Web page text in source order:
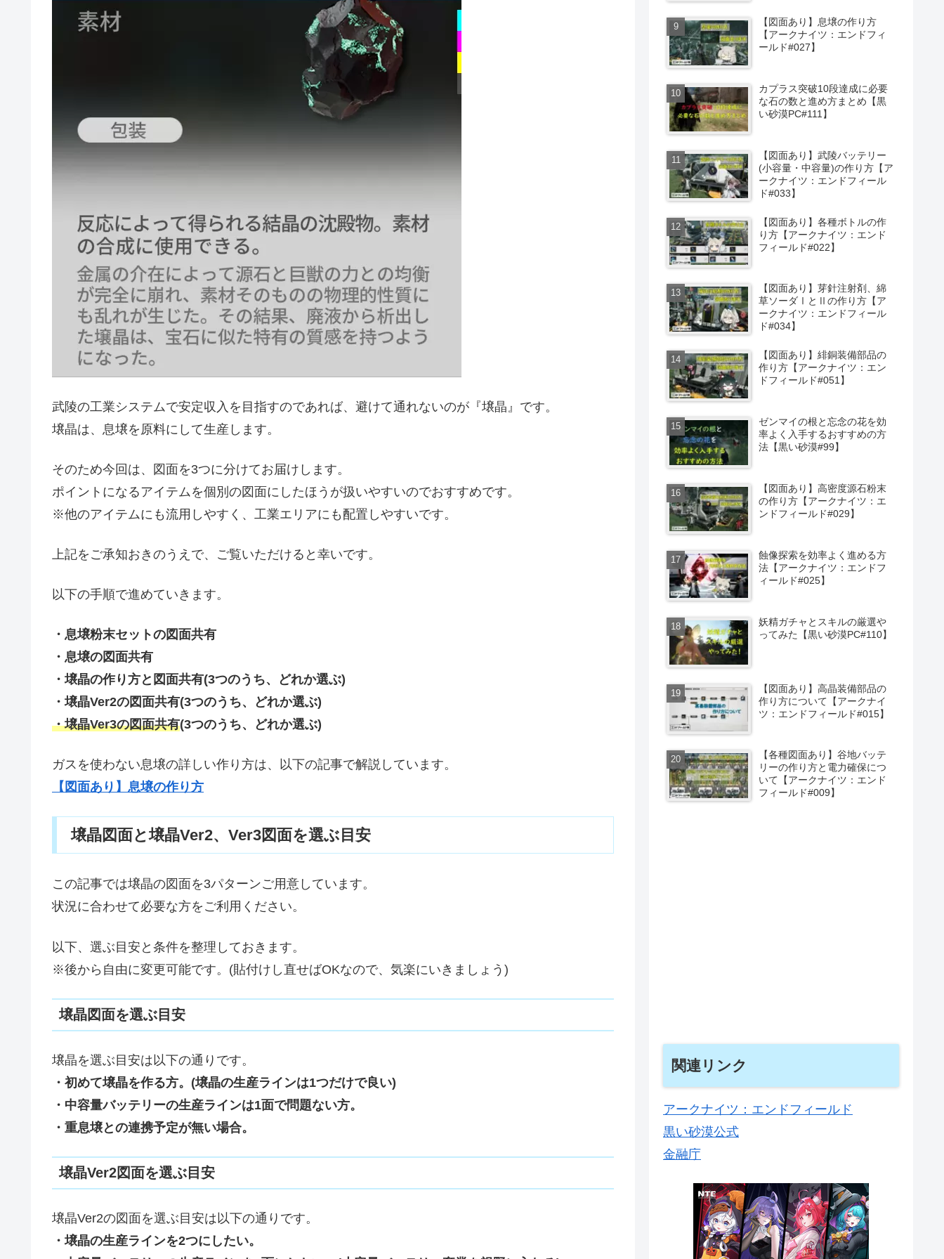
武陵の工業システムで安定収入を目指すのであれば、避けて通れないのが『壌晶』です。
壌晶は、息壌を原料にして生産します。
そのため今回は、図面を3つに分けてお届けします。
ポイントになるアイテムを個別の図面にしたほうが扱いやすいのでおすすめです。
※他のアイテムにも流用しやすく、工業エリアにも配置しやすいです。
上記をご承知おきのうえで、ご覧いただけると幸いです。
以下の手順で進めていきます。
・息壌粉末セットの図面共有
・息壌の図面共有
・壌晶の作り方と図面共有(3つのうち、どれか選ぶ)
・壌晶Ver2の図面共有(3つのうち、どれか選ぶ)
・壌晶Ver3の図面共有(3つのうち、どれか選ぶ)
ガスを使わない息壌の詳しい作り方は、以下の記事で解説しています。
【図面あり】息壌の作り方
壌晶図面と壌晶Ver2、Ver3図面を選ぶ目安
この記事では壌晶の図面を3パターンご用意しています。
状況に合わせて必要な方をご利用ください。
以下、選ぶ目安と条件を整理しておきます。
※後から自由に変更可能です。(貼付けし直せばOKなので、気楽にいきましょう)
壌晶図面を選ぶ目安
壌晶を選ぶ目安は以下の通りです。
・初めて壌晶を作る方。(壌晶の生産ラインは1つだけで良い)
・中容量バッテリーの生産ラインは1面で問題ない方。
・重息壌との連携予定が無い場合。
壌晶Ver2図面を選ぶ目安
壌晶Ver2の図面を選ぶ目安は以下の通りです。
・壌晶の生産ラインを2つにしたい。
【図面あり】息壌の作り方
【アークナイツ：エンドフィ
ールド#027】
カプラス突破10段達成に必要
な石の数と進め方まとめ【黒
い砂漠PC#111】
【図面あり】武陵バッテリー
(小容量・中容量)の作り方【ア
ークナイツ：エンドフィール
ド#033】
【図面あり】各種ボトルの作
り方【アークナイツ：エンド
フィールド#022】
【図面あり】芽針注射剤、綿
草ソーダⅠとⅡの作り方【ア
ークナイツ：エンドフィール
ド#034】
【図面あり】緋銅装備部品の
作り方【アークナイツ：エン
ドフィールド#051】
ゼンマイの根と忘念の花を効
率よく入手するおすすめの方
法【黒い砂漠#99】
【図面あり】高密度源石粉末
の作り方【アークナイツ：エ
ンドフィールド#029】
蝕像探索を効率よく進める方
法【アークナイツ：エンドフ
ィールド#025】
妖精ガチャとスキルの厳選や
ってみた【黒い砂漠PC#110】
【図面あり】高晶装備部品の
作り方について【アークナイ
ツ：エンドフィールド#015】
【各種図面あり】谷地バッテ
リーの作り方と電力確保につ
いて【アークナイツ：エンド
フィールド#009】
関連リンク
アークナイツ：エンドフィールド
黒い砂漠公式
金融庁